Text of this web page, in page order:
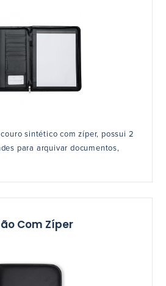
sintético com zíper, possui 2
para arquivar documentos,
Com Zíper